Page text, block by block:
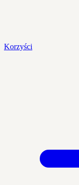
Korzyści